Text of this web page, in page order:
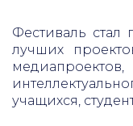
Фестиваль
лучших
учащихся,